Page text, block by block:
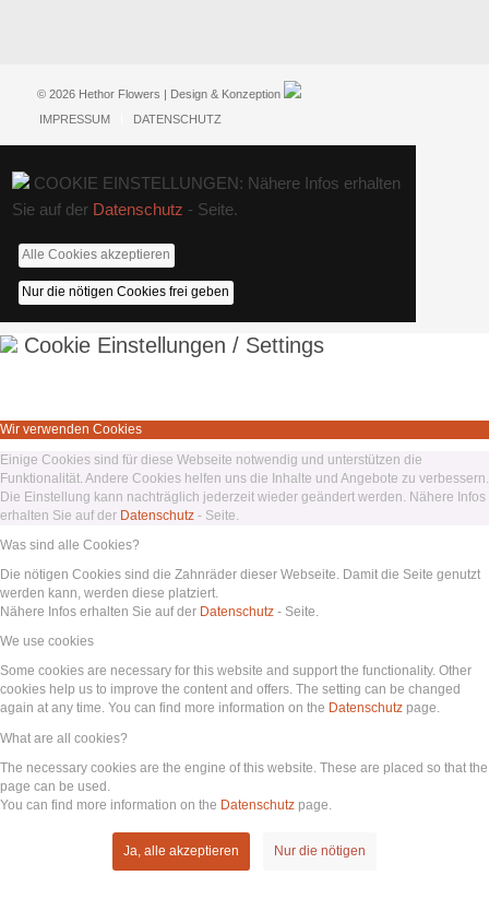
© 2026 Hethor Flowers | Design & Konzeption
IMPRESSUM
DATENSCHUTZ
COOKIE EINSTELLUNGEN: Nähere Infos erhalten
Sie auf der Datenschutz - Seite.
Alle Cookies akzeptieren
Nur die nötigen Cookies frei geben
Cookie Einstellungen / Settings
Wir verwenden Cookies
Einige Cookies sind für diese Webseite notwendig und unterstützen die
Funktionalität. Andere Cookies helfen uns die Inhalte und Angebote zu verbessern.
Die Einstellung kann nachträglich jederzeit wieder geändert werden. Nähere Infos
erhalten Sie auf der Datenschutz - Seite.
Was sind alle Cookies?
Die nötigen Cookies sind die Zahnräder dieser Webseite. Damit die Seite genutzt
werden kann, werden diese platziert.
Nähere Infos erhalten Sie auf der Datenschutz - Seite.
We use cookies
Some cookies are necessary for this website and support the functionality. Other
cookies help us to improve the content and offers. The setting can be changed
again at any time. You can find more information on the Datenschutz page.
What are all cookies?
The necessary cookies are the engine of this website. These are placed so that the
page can be used.
You can find more information on the Datenschutz page.
Ja, alle akzeptieren Nur die nötigen